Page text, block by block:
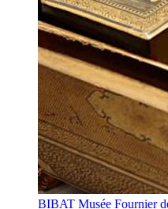
BIBAT Musée Fournier